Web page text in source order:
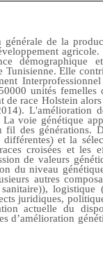
de la
agricole.
démographique
Tunisienne. Elle
Interprofessionnel
unités femelles
de race Holstein alors
L'amélioration
voie génétique
fil des générations.
et la
croisées et les
de valeurs
du niveau
autres
logistique
juridiques,
actuelle du
d’amélioration